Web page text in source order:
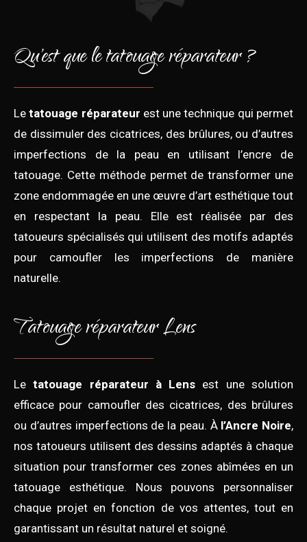
Qu'est que le tatouage réparateur ?
Letatouage réparateur est une technique qui permet
de dissimuler des cicatrices, des brûlures, ou d’autres
imperfections de la peau en utilisant l’encre de
tatouage. Cette méthode permet de transformer une
zone endommagée en une œuvre d’art esthétique tout
en respectant la peau. Elle est réalisée par des
tatoueurs spécialisés qui utilisent des motifs adaptés
pour camoufler les imperfections de manière
naturelle.
Tatouage réparateur Lens
Letatouage réparateur à Lens est une solution
efficace pour camoufler des cicatrices, des brûlures
ou d’autres imperfections de la peau. À l’Ancre Noire,
nos tatoueurs utilisent des dessins adaptés à chaque
situation pour transformer ces zones abîmées en un
tatouage esthétique. Nous pouvons personnaliser
chaque projet en fonction de vos attentes, tout en
garantissant un résultat naturel et soigné.